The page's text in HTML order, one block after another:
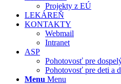
Projekty z EÚ
LEKÁREŇ
KONTAKTY
Webmail
Intranet
ASP
Pohotovosť pre
Pohotovosť pre deti a
Menu Menu